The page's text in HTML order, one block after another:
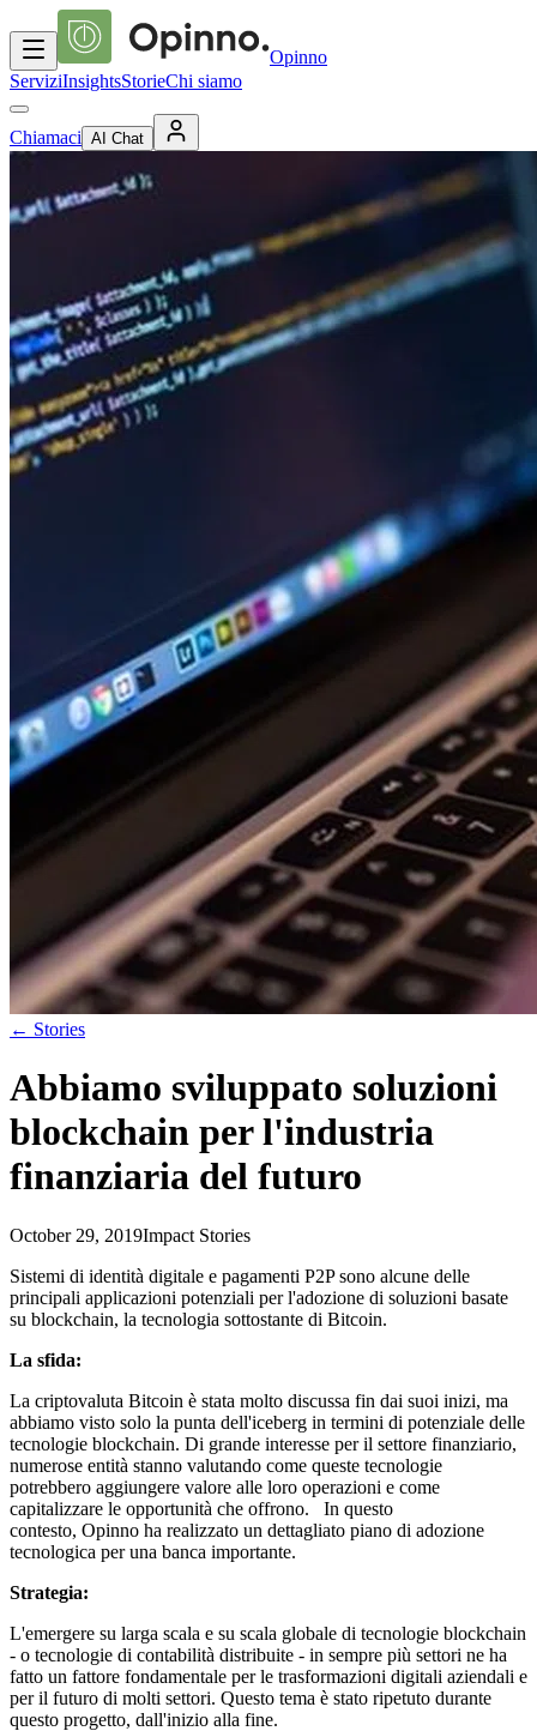
Opinno
ServiziInsightsStorieChi siamo
Chiamaci AI Chat
← Stories
Abbiamo sviluppato soluzioni
blockchain per l'industria
finanziaria del futuro
October 29, 2019Impact Stories
Sistemi di identità digitale e pagamenti P2P sono alcune delle
principali applicazioni potenziali per l'adozione di soluzioni basate
su blockchain, la tecnologia sottostante di Bitcoin.
La sfida:
La criptovaluta Bitcoin è stata molto discussa fin dai suoi inizi, ma
abbiamo visto solo la punta dell'iceberg in termini di potenziale delle
tecnologie blockchain. Di grande interesse per il settore finanziario,
numerose entità stanno valutando come queste tecnologie
potrebbero aggiungere valore alle loro operazioni e come
capitalizzare le opportunità che offrono. In questo
contesto, Opinno ha realizzato un dettagliato piano di adozione
tecnologica per una banca importante.
Strategia:
L'emergere su larga scala e su scala globale di tecnologie blockchain
- o tecnologie di contabilità distribuite - in sempre più settori ne ha
fatto un fattore fondamentale per le trasformazioni digitali aziendali e
per il futuro di molti settori. Questo tema è stato ripetuto durante
questo progetto, dall'inizio alla fine.